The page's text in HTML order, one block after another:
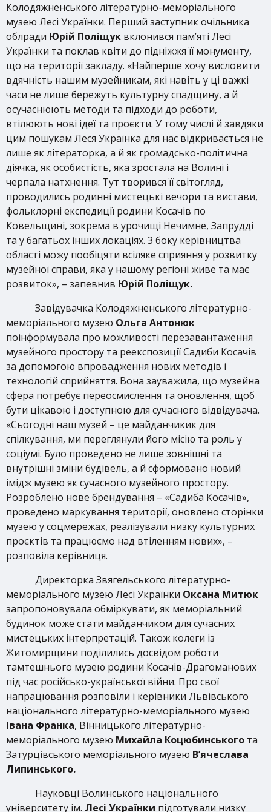
Колодяжненського літературно-меморіального
музею Лесі Українки. Перший заступник очільника
облради Юрій Поліщук вклонився пам’яті Лесі
Українки та поклав квіти до підніжжя її монументу,
що на території закладу. «Найперше хочу висловити
вдячність нашим музейникам, які навіть у ці важкі
часи не лише бережуть культурну спадщину, а й
осучаснюють методи та підходи до роботи,
втілюють нові ідеї та проєкти. У тому числі й завдяки
цим пошукам Леся Українка для нас відкривається не
лише як літераторка, а й як громадсько-політична
діячка, як особистість, яка зростала на Волині і
черпала натхнення. Тут творився її світогляд,
проводились родинні мистецькі вечори та вистави,
фольклорні експедиції родини Косачів по
Ковельщині, зокрема в урочищі Нечимне, Запрудді
та у багатьох інших локаціях. З боку керівництва
області можу пообіцяти всіляке сприяння у розвитку
музейної справи, яка у нашому регіоні живе та має
розвиток», – запевнив Юрій Поліщук.
Завідувачка Колодяжненського літературно-
меморіального музею Ольга Антонюк
поінформувала про можливості перезавантаження
музейного простору та реекспозиції Садиби Косачів
за допомогою впровадження нових методів і
технологій сприйняття. Вона зауважила, що музейна
сфера потребує переосмислення та оновлення, щоб
бути цікавою і доступною для сучасного відвідувача.
«Сьогодні наш музей – це майданчикик для
спілкування, ми переглянули його місію та роль у
соціумі. Було проведено не лише зовнішні та
внутрішні зміни будівель, а й сформовано новий
імідж музею як сучасного музейного простору.
Розроблено нове брендування – «Садиба Косачів»,
проведено маркування території, оновлено сторінки
музею у соцмережах, реалізували низку культурних
проєктів та працюємо над втіленням нових», –
розповіла керівниця.
Директорка Звягельського літературно-
меморіального музею Лесі Українки Оксана Митюк
запропоновувала обміркувати, як меморіальний
будинок може стати майданчиком для сучасних
мистецьких інтерпретацій. Також колеги із
Житомирщини поділились досвідом роботи
тамтешнього музею родини Косачів-Драгоманових
під час російсько-української війни. Про свої
напрацювання розповіли і керівники Львівського
національного літературно-меморіального музею
Івана Франка, Вінницького літературно-
меморіального музею Михайла Коцюбинського та
Затурцівського меморіального музею В’ячеслава
Липинського.
Науковці Волинського національного
університету ім. Лесі Українки підготували низку